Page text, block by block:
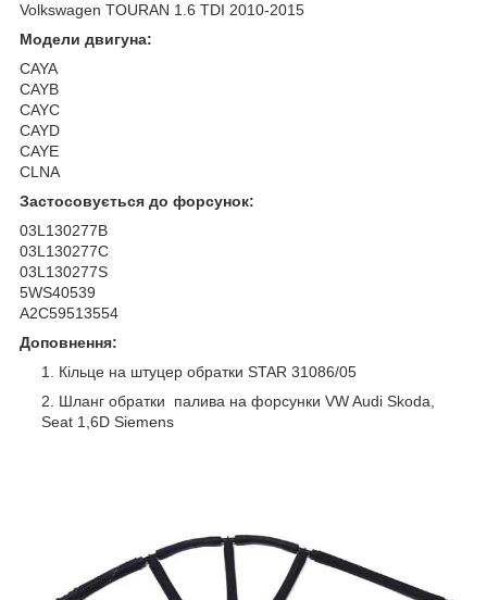
Volkswagen TOURAN 1.6 TDI 2010-2015
Модели двигуна:
CAYA
CAYB
CAYC
CAYD
CAYE
CLNA
Застосовується до форсунок:
03L130277B
03L130277C
03L130277S
5WS40539
A2C59513554
Доповнення:
Кільце на штуцер обратки STAR 31086/05
Шланг обратки палива на форсунки VW Audi Skoda,
Seat 1,6D Siemens